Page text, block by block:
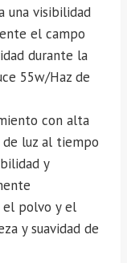
una visibilidad
el campo
durante la
55w/Haz de
con alta
luz al tiempo
y
el polvo y el
y suavidad de